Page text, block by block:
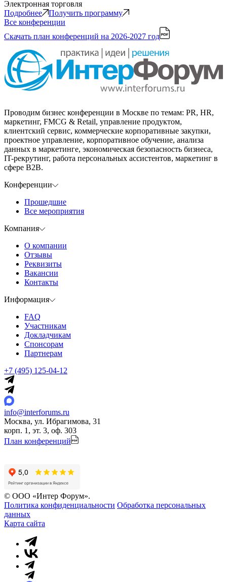
Электронная торговля
Подробнее
Получить программу
Все конференции
Скачать план конференций на 2026-2027 год
Проводим бизнес конференции в Москве по темам: PR, HR,
маркетинг, FMCG & Retail, управление продуктом,
клиентский сервис, коммерческие корпоративные закупки,
проектное управление, корпоративное обучение, анализа
данных в маркетинге, экономическая безопасность бизнеса,
IT-рекрутинг, работа персональных ассистентов, маркетинг в
сфере B2B.
Конференции
Прошедшие
Все мероприятия
Компания
О компании
Отзывы
Реквизиты
Вакансии
Контакты
Информация
FAQ
Участникам
Докладчикам
Спонсорам
Партнерам
+7 (495) 125-04-12
info@interforums.ru
Москва, ул. Ибрагимова, 31
корп. 1, эт. 3, оф. 303
План конференций
© ООО «Интер Форум».
Политика конфиденциальности Обработка персональных
данных
Карта сайта